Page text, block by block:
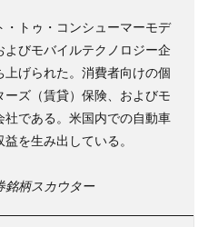
・トゥ・コンシューマーモデ
よびモバイルテクノロジー企
げられた。消費者向けの個
ーズ（賃貸）保険、およびモ
社である。米国内での自動車
を生み出している。
銘柄スカウター